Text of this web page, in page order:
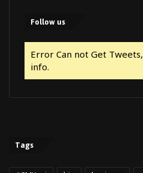
Follow us
Error Can not Get
info.
Tags